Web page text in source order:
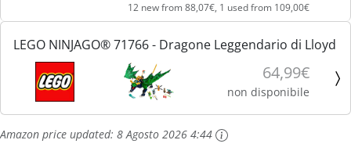
12 new from 88,07€, 1 used from 109,00€
LEGO NINJAGO® 71766 - Dragone Leggendario di Lloyd
64,99€
non disponibile
Amazon price updated: 8 Agosto 2026 4:44